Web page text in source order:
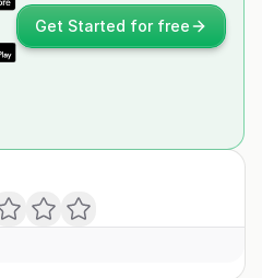
Get Started for free